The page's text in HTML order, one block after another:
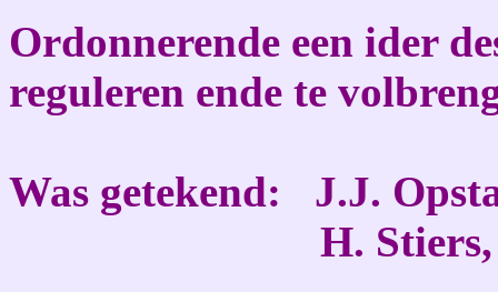
Ordonnerende een ider
reguleren ende te
Was getekend: J.J.
H. Stiers,